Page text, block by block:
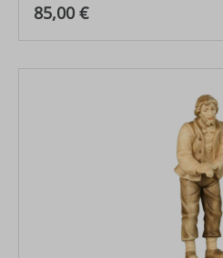
Regulärer Preis:
85,00 €